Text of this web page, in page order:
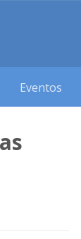
Eventos